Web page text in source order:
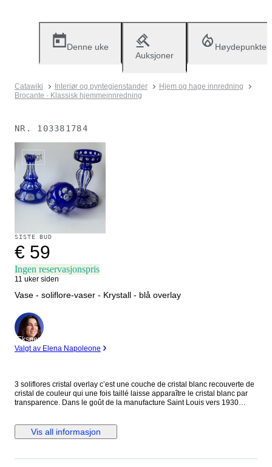
Denne uke
Auksjoner
Høydepunkter
Catawiki Interiør og pyntegjenstander
Hjem og hage innredning
Brocante · Klassisk hjemmeinnredning
NR. 103381784
Solgt
SISTE BUD
€ 59
Ingen reservasjonspris
11 uker siden
Vase - soliflore-vaser - Krystall - blå overlay
Ekspert
Valgt av Elena Napoleone
3 soliflores cristal overlay c’est une couche de cristal blanc recouverte de
cristal de couleur qui une fois taillé laisse apparaître le cristal blanc par
transparence. Dans le goût de la manufacture Saint Louis vers 1930
aucun éclat Diamètre à la base : 11.5 cm Hauteur : 16 cm à la base
évasée en cristal overlay de couleur bleu Très joli modèle laissant
tour intérieur du col Diamètre à la base : 10 cm Hauteur : 14 cm de forme
Vis all informasjon